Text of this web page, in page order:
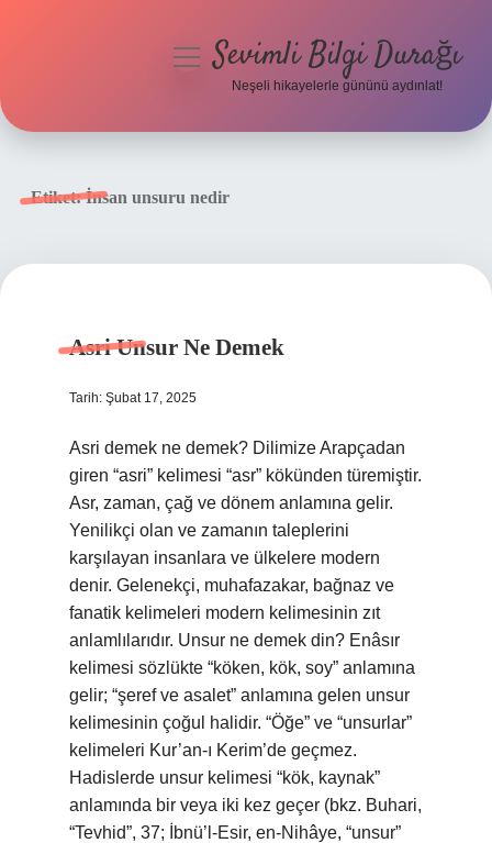
menüyüSevimli Bilgi Durağı
Neşeli hikayelerle gününü aydınlat!
Etiket:İnsan unsuru nedir
Asri Unsur Ne Demek
Tarih: Şubat 17, 2025
Asri demek ne demek? Dilimize Arapçadan
giren “asri” kelimesi “asr” kökünden türemiştir.
Asr, zaman, çağ ve dönem anlamına gelir.
Yenilikçi olan ve zamanın taleplerini
karşılayan insanlara ve ülkelere modern
denir. Gelenekçi, muhafazakar, bağnaz ve
fanatik kelimeleri modern kelimesinin zıt
anlamlılarıdır. Unsur ne demek din? Enâsır
kelimesi sözlükte “köken, kök, soy” anlamına
gelir; “şeref ve asalet” anlamına gelen unsur
kelimesinin çoğul halidir. “Öğe” ve “unsurlar”
kelimeleri Kur’an-ı Kerim’de geçmez.
Hadislerde unsur kelimesi “kök, kaynak”
anlamında bir veya iki kez geçer (bkz. Buhari,
“Tevhid”, 37; İbnü’l-Esir, en-Nihâye, “unsur”